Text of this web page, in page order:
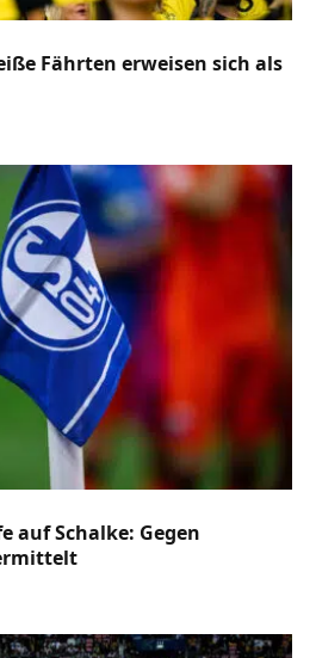
Fährten erweisen sich als
auf Schalke: Gegen